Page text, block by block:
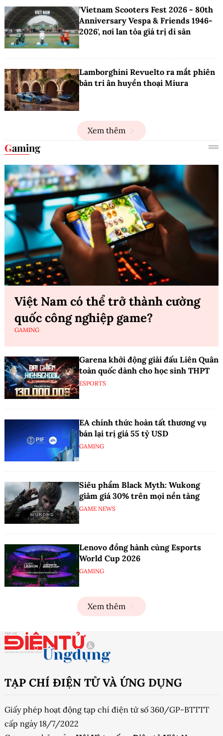
'Vietnam Scooters Fest 2026 - 80th
Anniversary Vespa & Friends 1946-
2026', nơi lan tỏa giá trị di sản
Lamborghini Revuelto ra mắt phiên
bản tri ân huyền thoại Miura
Xem thêm
Gaming
Việt Nam có thể trở thành cường
quốc công nghiệp game?
GAMING
Garena khởi động giải đấu Liên Quân
toàn quốc dành cho học sinh THPT
ESPORTS
EA chính thức hoàn tất thương vụ
bán lại trị giá 55 tỷ USD
GAMING
Siêu phẩm Black Myth: Wukong
giảm giá 30% trên mọi nền tảng
GAME NEWS
Lenovo đồng hành cùng Esports
World Cup 2026
GAMING
Xem thêm
TẠP CHÍ ĐIỆN TỬ VÀ ỨNG DỤNG
Giấy phép hoạt động tạp chí điện tử số 360/GP-BTTTT
cấp ngày 18/7/2022